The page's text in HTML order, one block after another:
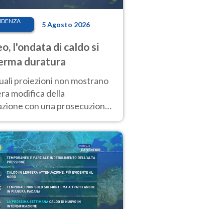
5 Agosto 2026
l'ondata di caldo si
duratura
proiezioni non mostrano
modifica della
con una prosecuzione
la settimana di